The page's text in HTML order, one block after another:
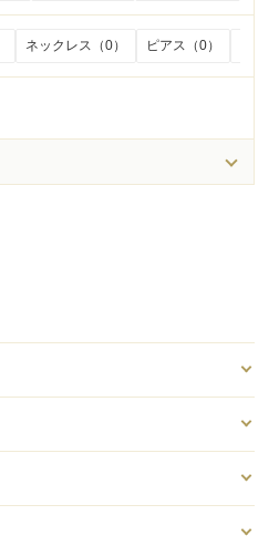
ネックレス（0） ピアス（0）